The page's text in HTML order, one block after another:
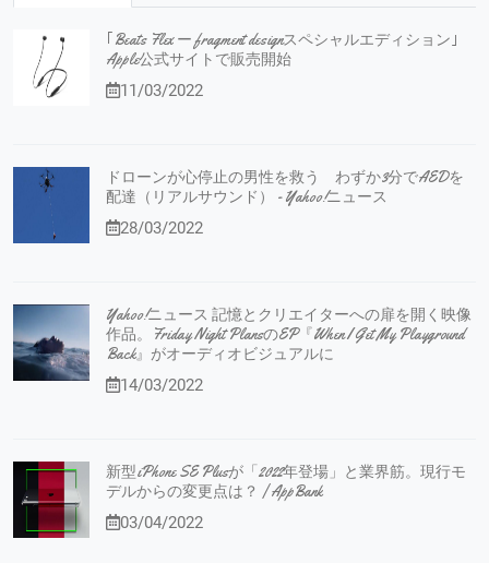
｢Beats Flex ー fragment designスペシャルエディション｣
Apple公式サイトで販売開始
11/03/2022
ドローンが心停止の男性を救う わずか3分でAEDを
配達（リアルサウンド） - Yahoo!ニュース
28/03/2022
Yahoo!ニュース 記憶とクリエイターへの扉を開く映像
作品。Friday Night PlansのEP『When I Get My Playground
Back』がオーディオビジュアルに
14/03/2022
新型iPhone SE Plusが「2022年登場」と業界筋。現行モ
デルからの変更点は？ | AppBank
03/04/2022